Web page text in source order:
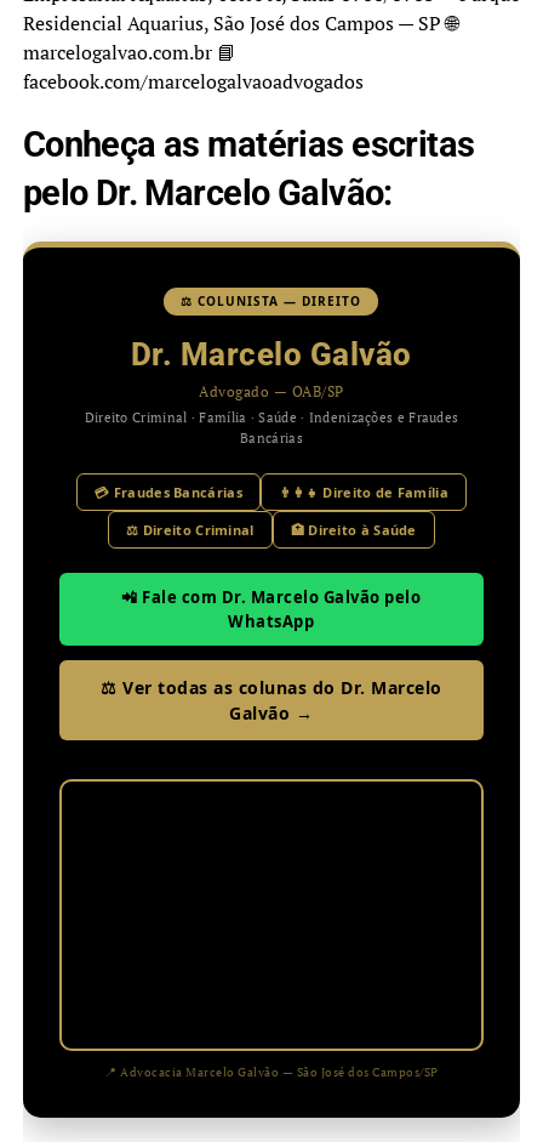
Residencial Aquarius, São José dos Campos — SP 🌐
marcelogalvao.com.br 📘
facebook.com/marcelogalvaoadvogados
Conheça as matérias escritas
pelo Dr. Marcelo Galvão:
⚖️ COLUNISTA — DIREITO
Dr. Marcelo Galvão
Advogado — OAB/SP
Direito Criminal · Família · Saúde · Indenizações e Fraudes
Bancárias
💳 Fraudes Bancárias 👨‍👩‍👧 Direito de Família
⚖️ Direito Criminal 🏥 Direito à Saúde
📲 Fale com Dr. Marcelo Galvão pelo
WhatsApp
⚖️ Ver todas as colunas do Dr. Marcelo
Galvão →
📍 Advocacia Marcelo Galvão — São José dos Campos/SP